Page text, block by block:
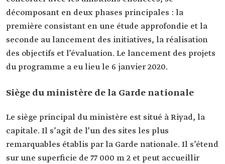
décomposant en deux phases principales : la
première consistant en une étude approfondie et la
seconde au lancement des initiatives, la réalisation
des objectifs et l’évaluation. Le lancement des projets
du programme a eu lieu le 6 janvier 2020.
Siège du ministère de la Garde nationale
Le siège principal du ministère est situé à Riyad, la
capitale. Il s’agit de l’un des sites les plus
remarquables établis par la Garde nationale. Il s’étend
sur une superficie de 77 000 m 2 et peut accueillir